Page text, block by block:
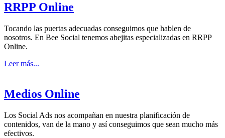
RRPP Online
Tocando las puertas adecuadas conseguimos que hablen de
nosotros. En Bee Social tenemos abejitas especializadas en RRPP
Online.
Leer más...
Medios Online
Los Social Ads nos acompañan en nuestra planificación de
contenidos, van de la mano y así conseguimos que sean mucho más
efectivos.